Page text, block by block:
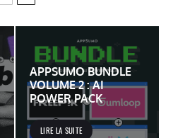
APPSUMO BUNDLE
VOLUME 2 : AI
POWER PACK
LIRE LA SUITE